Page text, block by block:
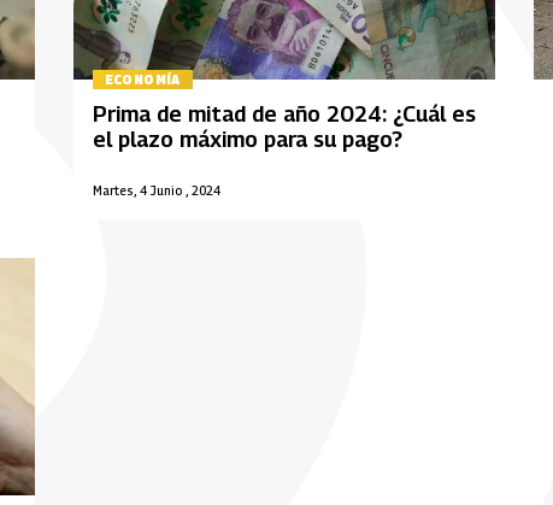
ECONOMÍA
Martes, 4 Junio , 2024
Prima de mitad de año 2024: ¿Cuál es
el plazo máximo para su pago?